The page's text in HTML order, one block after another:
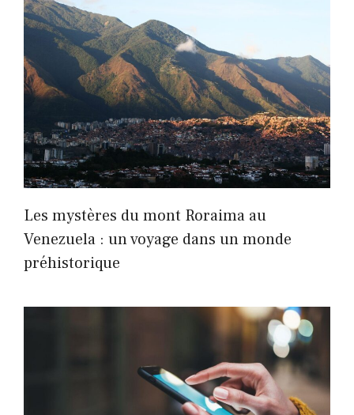
Les mystères du mont Roraima au
Venezuela : un voyage dans un monde
préhistorique